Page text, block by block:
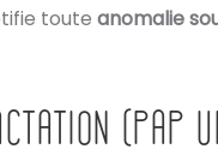
toute anomalie
(PAP